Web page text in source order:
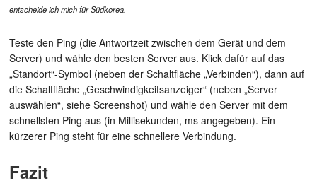
entscheide ich mich für Südkorea.
Teste den Ping (die Antwortzeit zwischen dem Gerät und dem
Server) und wähle den besten Server aus. Klick dafür auf das
„Standort“-Symbol (neben der Schaltfläche „Verbinden“), dann auf
die Schaltfläche „Geschwindigkeitsanzeiger“ (neben „Server
auswählen“, siehe Screenshot) und wähle den Server mit dem
schnellsten Ping aus (in Millisekunden, ms angegeben). Ein
kürzerer Ping steht für eine schnellere Verbindung.
Fazit